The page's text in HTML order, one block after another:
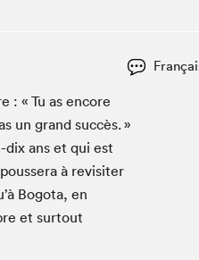
Québec
international Metropolis
: « Tu as encore
un grand suc­cès. »
ans et qui est
à revis­iter
Bogo­ta, en
et surtout